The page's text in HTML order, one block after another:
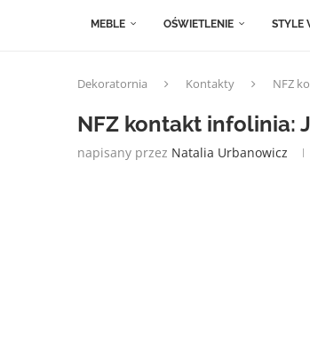
MEBLE OŚWIETLENIE STYLE
Dekoratornia Kontakty NFZ
NFZ kontakt infolinia:
napisany przez Natalia Urbanowicz